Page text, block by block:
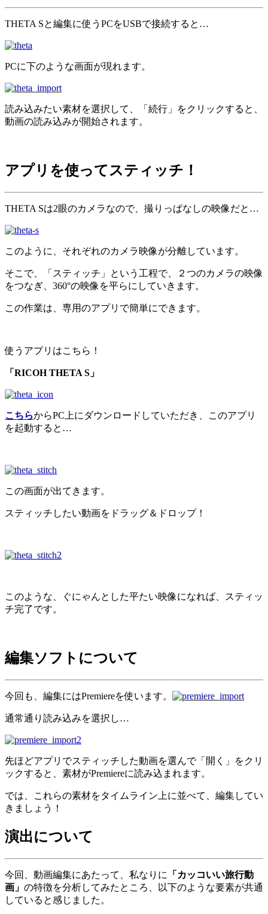
THETA Sと編集に使うPCをUSBで接続すると…
PCに下のような画面が現れます。
読み込みたい素材を選択して、「続行」をクリックすると、
動画の読み込みが開始されます。
アプリを使ってスティッチ！
THETA Sは2眼のカメラなので、撮りっぱなしの映像だと…
このように、それぞれのカメラ映像が分離しています。
そこで、「スティッチ」という工程で、２つのカメラの映像
をつなぎ、360°の映像を平らにしていきます。
この作業は、専用のアプリで簡単にできます。
使うアプリはこちら！
「RICOH THETA S」
こちらからPC上にダウンロードしていただき、このアプリ
を起動すると…
この画面が出てきます。
スティッチしたい動画をドラッグ＆ドロップ！
このような、ぐにゃんとした平たい映像になれば、スティッ
チ完了です。
編集ソフトについて
今回も、編集にはPremiereを使います。
通常通り読み込みを選択し…
先ほどアプリでスティッチした動画を選んで「開く」をクリ
ックすると、素材がPremiereに読み込まれます。
では、これらの素材をタイムライン上に並べて、編集してい
きましょう！
演出について
今回、動画編集にあたって、私なりに
「カッコいい旅行動
画」 の特徴を分析してみたところ、以下のような要素が共通
していると感じました。